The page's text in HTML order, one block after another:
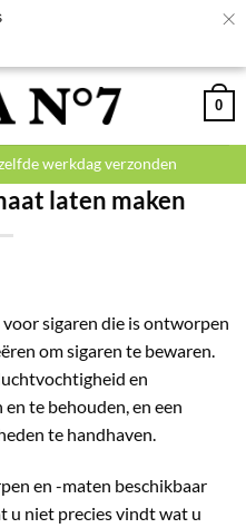
×
0
en achteraf
laten maken
voor sigaren die is ontworpen
om sigaren te bewaren.
en
te behouden, en een
te handhaven.
en -maten beschikbaar
u niet precies vindt wat u